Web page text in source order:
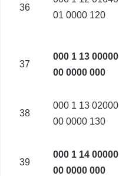
36
01 0000 120
37
000 1 13 00000
00 0000 000
38
000 1 13 02000
00 0000 130
39
000 1 14 00000
00 0000 000